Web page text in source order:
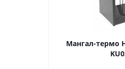
Мангал-термо